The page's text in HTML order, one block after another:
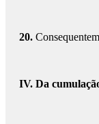
20.
IV. Da